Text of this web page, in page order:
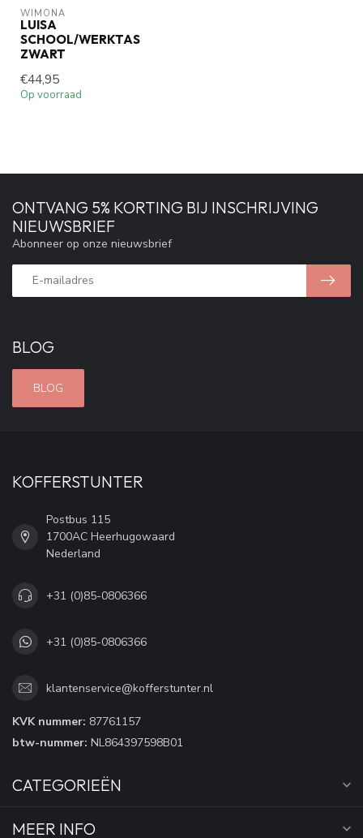
WIMONA
LUISA
SCHOOL/WERKTAS
ZWART
€44,95
Op voorraad
BLOG
BLOG
ONTVANG 5% KORTING BIJ INSCHRIJVING
NIEUWSBRIEF
Abonneer op onze nieuwsbrief
KOFFERSTUNTER
Postbus 115
1700AC Heerhugowaard
Nederland
+31 (0)85-0806366
+31 (0)85-0806366
klantenservice@kofferstunter.nl
KVK nummer: 87761157
btw-nummer: NL864397598B01
CATEGORIEËN
MEER INFO